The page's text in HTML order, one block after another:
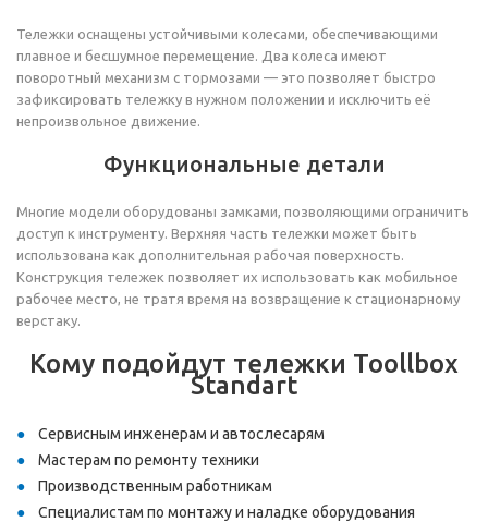
Тележки оснащены устойчивыми колесами, обеспечивающими
плавное и бесшумное перемещение. Два колеса имеют
поворотный механизм с тормозами — это позволяет быстро
зафиксировать тележку в нужном положении и исключить её
непроизвольное движение.
Функциональные детали
Многие модели оборудованы замками, позволяющими ограничить
доступ к инструменту. Верхняя часть тележки может быть
использована как дополнительная рабочая поверхность.
Конструкция тележек позволяет их использовать как мобильное
рабочее место, не тратя время на возвращение к стационарному
верстаку.
Кому подойдут тележки Toollbox
Standart
Сервисным инженерам и автослесарям
Мастерам по ремонту техники
Производственным работникам
Специалистам по монтажу и наладке оборудования